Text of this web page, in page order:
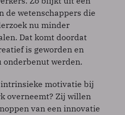
de wetenschappers die
nu minder
Dat komt doordat
is geworden en
onderbenut werden.
motivatie bij
overneemt? Zij willen
van een innovatie